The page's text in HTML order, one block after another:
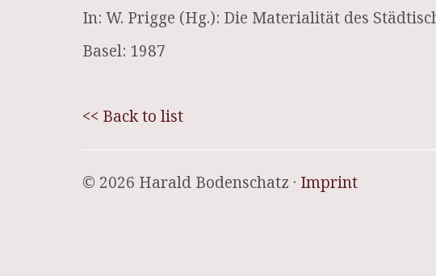
In: W. Prigge (Hg.): Die Materialität des
Basel: 1987
<< Back to list
© 2026 Harald Bodenschatz · Imprint